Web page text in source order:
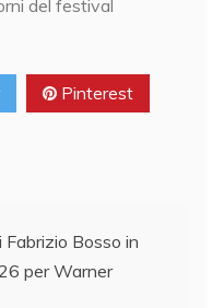
del festival
Pinterest
Fabrizio Bosso in
per Warner